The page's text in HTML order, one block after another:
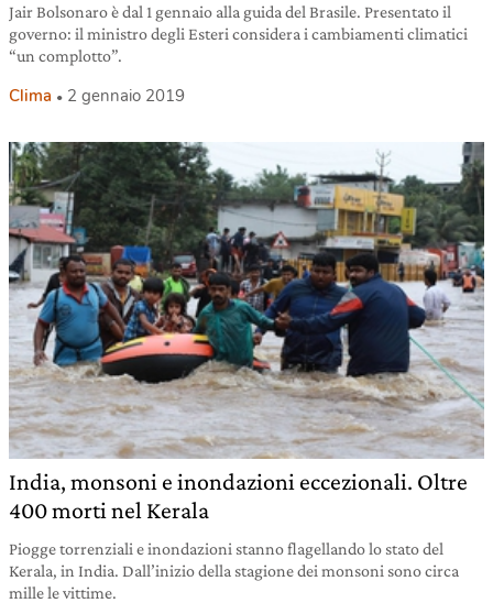
Jair Bolsonaro è dal 1 gennaio alla guida del Brasile. Presentato il
governo: il ministro degli Esteri considera i cambiamenti climatici
“un complotto”.
Clima 2 gennaio 2019
India, monsoni e inondazioni eccezionali. Oltre
400 morti nel Kerala
Piogge torrenziali e inondazioni stanno flagellando lo stato del
Kerala, in India. Dall’inizio della stagione dei monsoni sono circa
mille le vittime.